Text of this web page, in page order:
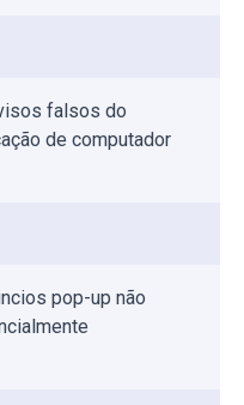
falsos do
de computador
pop-up não